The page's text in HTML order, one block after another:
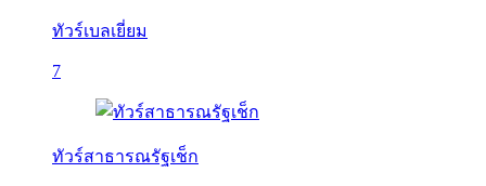
ทัวร์เบลเยี่ยม
7
ทัวร์สาธารณรัฐเช็ก